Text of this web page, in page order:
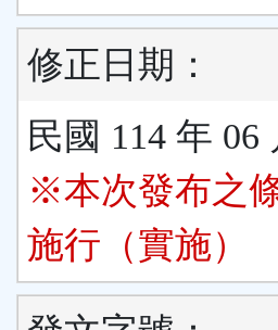
修正日期：
民國 114 年 06
※本次發布之
施行（實施）